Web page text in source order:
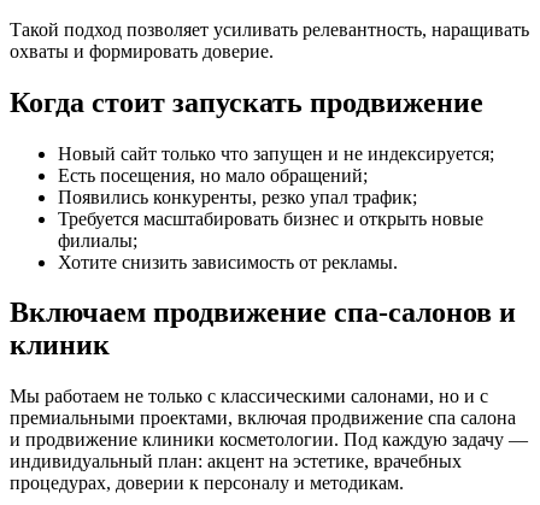
Такой подход позволяет усиливать релевантность, наращивать
охваты и формировать доверие.
Когда стоит запускать продвижение
Новый сайт только что запущен и не индексируется;
Есть посещения, но мало обращений;
Появились конкуренты, резко упал трафик;
Требуется масштабировать бизнес и открыть новые
филиалы;
Хотите снизить зависимость от рекламы.
Включаем продвижение спа-салонов и
клиник
Мы работаем не только с классическими салонами, но и с
премиальными проектами, включая продвижение спа салона
и продвижение клиники косметологии. Под каждую задачу —
индивидуальный план: акцент на эстетике, врачебных
процедурах, доверии к персоналу и методикам.